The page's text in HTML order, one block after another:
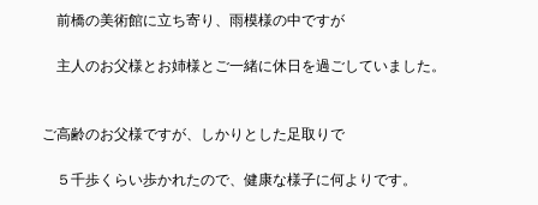
前橋の美術館に立ち寄り、雨模様の中ですが
主人のお父様とお姉様とご一緒に休日を過ごしていました。
ご高齢のお父様ですが、しかりとした足取りで
５千歩くらい歩かれたので、健康な様子に何よりです。